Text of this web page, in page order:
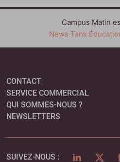
Campus Matin
News Tank
CONTACT
SERVICE COMMERCIAL
QUI SOMMES-NOUS ?
NEWSLETTERS
SUIVEZ-NOUS : LINKEDIN